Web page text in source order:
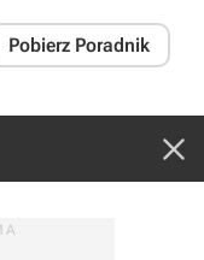
Pobierz Poradnik
